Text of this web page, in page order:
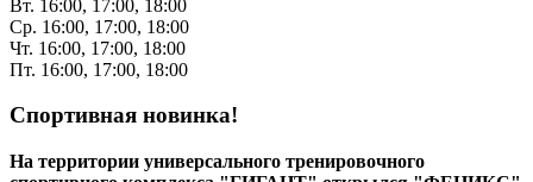
Вт. 16:00, 17:00, 18:00
Ср. 16:00, 17:00, 18:00
Чт. 16:00, 17:00, 18:00
Пт. 16:00, 17:00, 18:00
Спортивная новинка!
На территории универсального тренировочного